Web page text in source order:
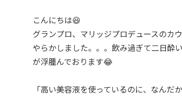
こんにちは😆
グランプロ、マリッジプロデュースのカウ
やらかしました。。。飲み過ぎて二日酔
が浮腫んでおります😂
「高い美容液を使っているのに、なんだ